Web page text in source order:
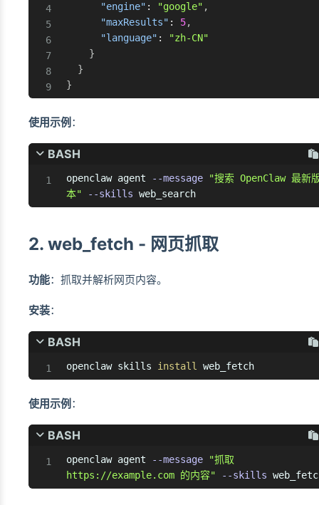
"engine" : "google" ,
"maxResults" : 5,
"language" :
"zh-CN"
}
}
}
使用示例 ：
BASH
openclaw agent --message
"搜索 OpenClaw 最新
本"
--skills web_search
2. web_fetch - 网页抓取
功能：抓取并解析网页内容。
安装：
BASH
openclaw skills install web_fetch
使用示例 ：
BASH
openclaw agent --message
"抓取
https://example.com 的内容"
--skills